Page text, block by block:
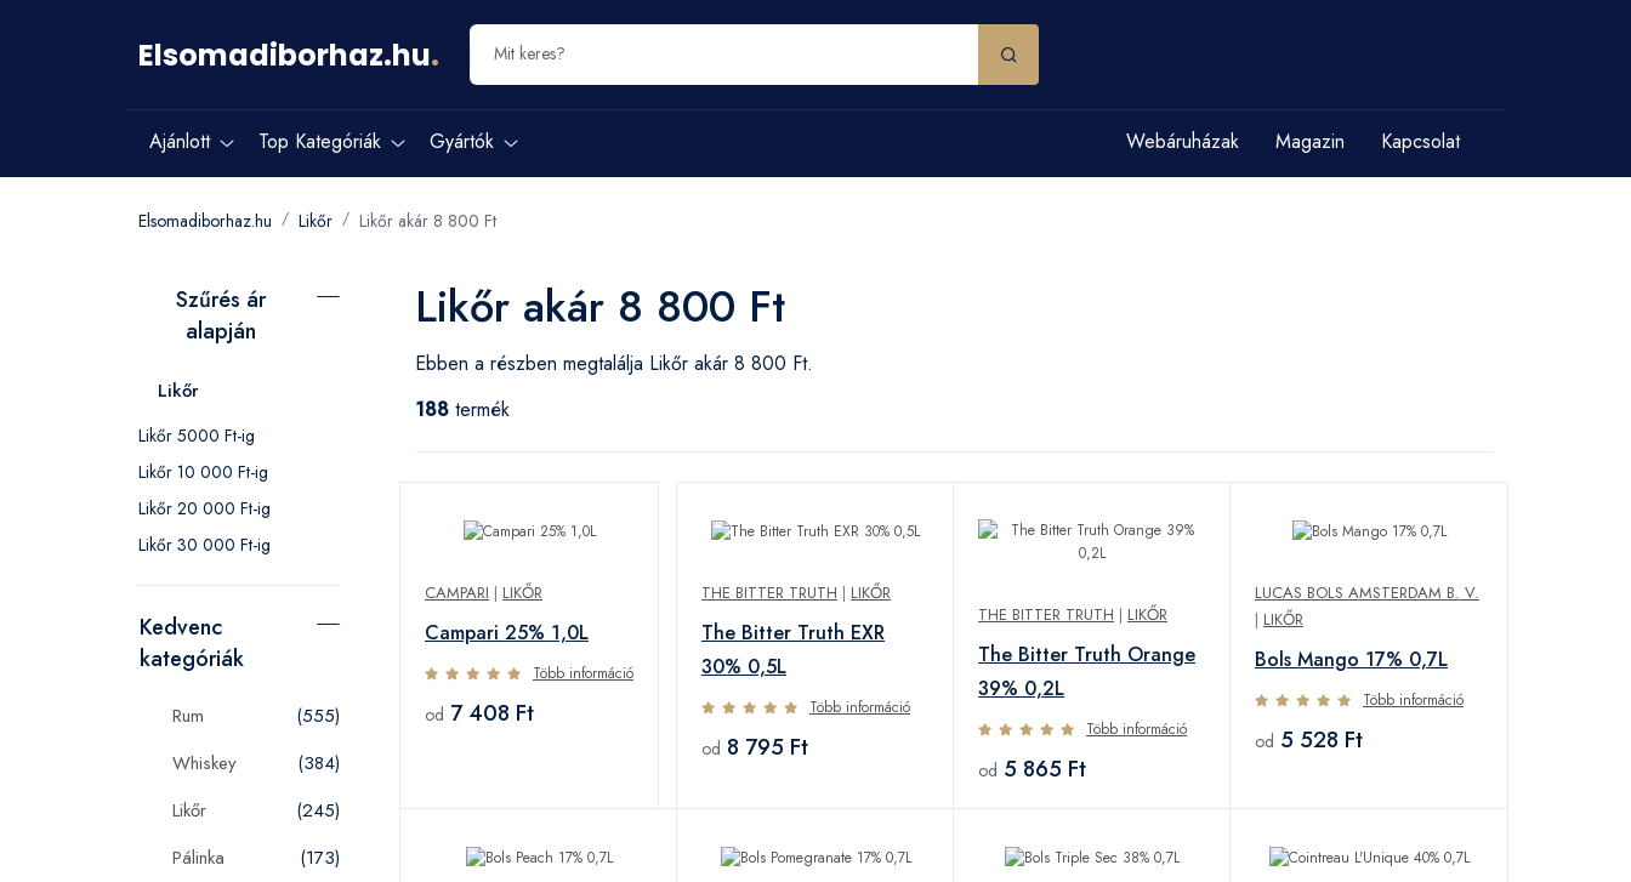
Elsomadiborhaz.hu.
Ajánlott Top Kategóriák Gyártók Webáruházak Magazin Kapcsolat
Elsomadiborhaz.hu Likőr Likőr akár 8 800 Ft
Szűrés ár
alapján
Likőr
Likőr 5000 Ft-ig
Likőr 10 000 Ft-ig
Likőr 20 000 Ft-ig
Likőr 30 000 Ft-ig
Kedvenc
kategóriák
Rum
(555)
Whiskey
(384)
Likőr
(245)
Pálinka
(173)
Likőr akár 8 800 Ft
Ebben a részben megtalálja Likőr akár 8 800 Ft.
188 termék
CAMPARI | LIKŐR
Campari 25% 1,0L
Több információ
od 7 408 Ft
THE BITTER TRUTH | LIKŐR
The Bitter Truth EXR
30% 0,5L
Több információ
od 8 795 Ft
THE BITTER TRUTH | LIKŐR
The Bitter Truth Orange
39% 0,2L
Több információ
od 5 865 Ft
LUCAS BOLS AMSTERDAM B. V.
| LIKŐR
Bols Mango 17% 0,7L
Több információ
od 5 528 Ft